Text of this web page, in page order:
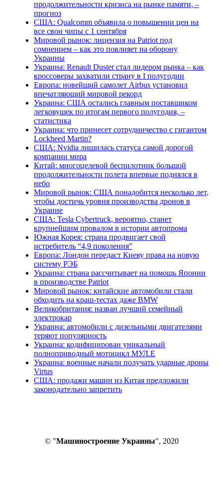
продолжительности кризиса на рынке памяти, –
прогноз
США: Qualcomm объявила о повышении цен на
все свои чипы с 1 сентября
Мировой рынок: лицензия на Patriot под
сомнением – как это повлияет на оборону
Украины
Украина: Renault Duster стал лидером рынка – как
кроссоверы захватили страну в I полугодии
Европа: новейший самолет Airbus установил
впечатляющий мировой рекорд
Украина: США остались главным поставщиком
легковушек по итогам первого полугодия, –
статистика
Украина: что принесет сотрудничество с гигантом
Lockheed Martin?
США: Nvidia лишилась статуса самой дорогой
компании мира
Китай: многоцелевой беспилотник большой
продолжительности полета впервые поднялся в
небо
Мировой рынок: США понадобится несколько лет,
чтобы достичь уровня производства дронов в
Украине
США: Tesla Cybertruck, вероятно, станет
крупнейшим провалом в истории автопрома
Южная Корея: страна продвигает свой
истребитель “4,9 поколения”
Европа: Лондон передаст Киеву права на новую
систему РЭБ
Украина: страна рассчитывает на помощь Японии
в производстве Patriot
Мировой рынок: китайские автомобили стали
обходить на краш-тестах даже BMW
Великобритания: назван лучший семейный
электрокар
Украина: автомобили с дизельными двигателями
теряют популярность
Украина: кодифицирован уникальный
полноприводный мотоцикл МУЛ.Е
Украина: военные начали получать ударные дроны
Virtus
США: продажи машин из Китая предложили
законодательно запретить
© "Машиностроение Украины", 2020